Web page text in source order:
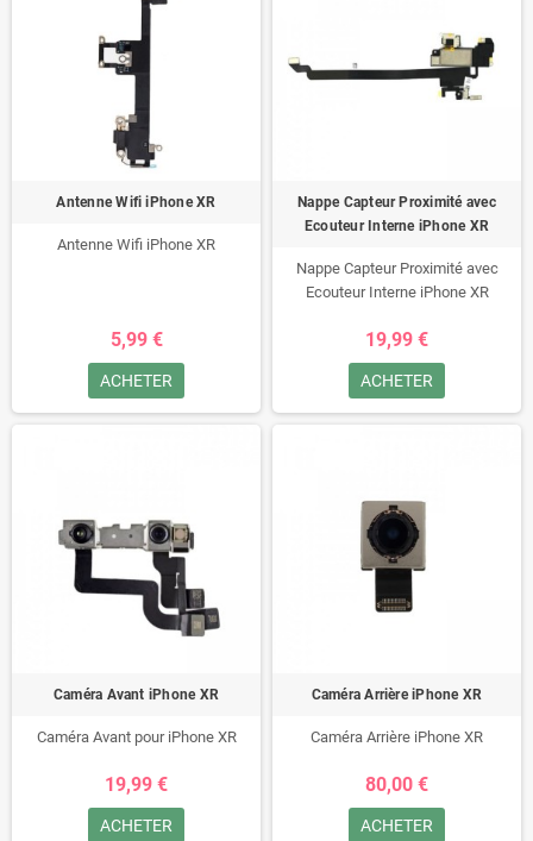
Antenne Wifi iPhone XR
Antenne Wifi iPhone XR
5,99 €
ACHETER
Nappe Capteur Proximité avec
Ecouteur Interne iPhone XR
Nappe Capteur Proximité avec
Ecouteur Interne iPhone XR
19,99 €
ACHETER
Caméra Avant iPhone XR
Caméra Avant pour iPhone XR
19,99 €
ACHETER
Caméra Arrière iPhone XR
Caméra Arrière iPhone XR
80,00 €
ACHETER